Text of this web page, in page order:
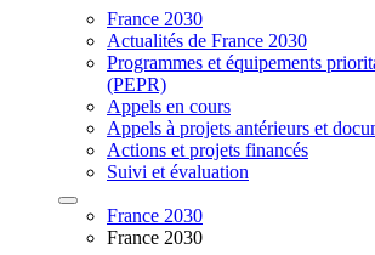
France 2030
Actualités de France 2030
Programmes et équipements
(PEPR)
Appels en cours
Appels à projets antérieurs et
Actions et projets financés
Suivi et évaluation
France 2030
France 2030